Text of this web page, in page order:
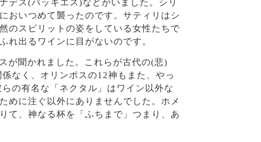
デス(バッキエス)などがいました。シリ
おいつめて襲ったのです。サティリはシ
のスピリットの姿をしている女性たちで
れ出るワインに目がないのです。
が聞かれました。これらが古代の(悲)
なく、オリンポスの12神もまた、やっ
の有名な「ネクタル」はワイン以外な
めに注ぐ以外にありませんでした。ホメ
て、神なる杯を「ふちまで」つまり、あ